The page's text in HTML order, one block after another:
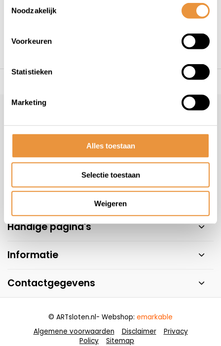
Noodzakelijk
Voorkeuren
Statistieken
Marketing
Alles toestaan
Selectie toestaan
Weigeren
U kuntHIEReen retourformulier invullen en het
pakket aanbieden.
Niet goed = geld
Veelgestelde vragen
+31 78 780 2330
info@artsloten.nl
Handige pagina's
Informatie
Contactgegevens
Algemene voorwaarden Disclaimer
Privacy
Policy
Sitemap
© ARTsloten.nl- Webshop: emarkable